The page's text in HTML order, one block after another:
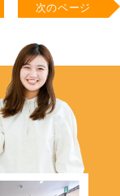
次のページ